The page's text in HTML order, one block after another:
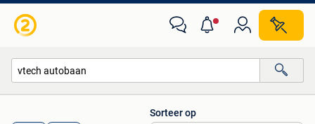
Sorteer op